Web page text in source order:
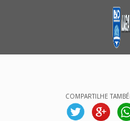
COMPARTILHE